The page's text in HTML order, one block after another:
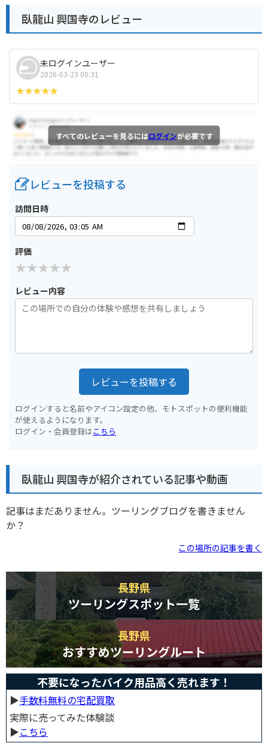
臥龍山 興国寺のレビュー
未ログインユーザー
2026-03-23 00:31
すべてのレビューを見るにはログインが必要です
レビューを投稿する
訪問日時
評価
レビュー内容
レビューを投稿する
ログインすると名前やアイコン設定の他、モトスポットの便利機能
が使えるようになります。
ログイン・会員登録はこちら
臥龍山 興国寺が紹介されている記事や動画
記事はまだありません。ツーリングブログを書きません
か？
この場所の記事を書く
長野県
ツーリングスポット一覧
長野県
おすすめツーリングルート
不要になったバイク用品高く売れます！
▶︎手数料無料の宅配買取
実際に売ってみた体験談
▶︎こちら